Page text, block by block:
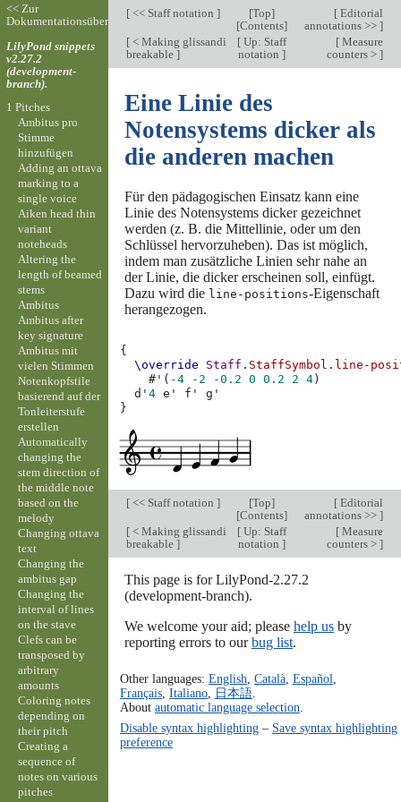
[<< Staff notation ] [Top]
[Contents]
[Editorial
annotations >> ]
[< Making glissandi
breakable ]
[ Up: Staff
notation]
[Measure
counters > ]
Eine Linie des
Notensystems dicker als
die anderen machen
Für den pädagogischen Einsatz kann eine
Linie des Notensystems dicker gezeichnet
werden (z. B. die Mittellinie, oder um den
Schlüssel hervorzuheben). Das ist möglich,
indem man zusätzliche Linien sehr nahe an
der Linie, die dicker erscheinen soll, einfügt.
Dazu wird die line-positions-Eigenschaft
herangezogen.
{
\override
Staff . StaffSymbol . line-
# ' ( -4 -2 -0.2 0 0.2 2 4 )
d'4 e' f'
g'
}
[<< Staff notation ] [Top]
[Contents]
[Editorial
annotations >> ]
[< Making glissandi
breakable ]
[ Up: Staff
notation]
[Measure
counters > ]
This page is for LilyPond-2.27.2
(development-branch).
We welcome your aid; please help usby
reporting errors to ourbug list.
Other languages: English Català, Español
Français, Italiano, 日本語.
About automatic language selection
Disable syntax highlighting– Save syntax highlighting
preference
<< Zur
Dokumentationsübersicht
LilyPond snippets
v2.27.2
(development-
branch).
1 Pitches
Ambitus pro
Stimme
hinzufügen
Adding an ottava
marking to a
single voice
Aiken head thin
variant
noteheads
Altering the
length of beamed
stems
Ambitus
Ambitus after
key signature
Ambitus mit
vielen Stimmen
Notenkopfstile
basierend auf der
Tonleiterstufe
erstellen
Automatically
changing the
stem direction of
the middle note
based on the
melody
Changing ottava
text
Changing the
ambitus gap
Changing the
interval of lines
on the stave
Clefs can be
transposed by
arbitrary
amounts
Coloring notes
depending on
their pitch
Creating a
sequence of
notes on various
pitches